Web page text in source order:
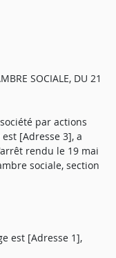
SOCIALE, DU 21
par actions
[Adresse 3], a
rendu le 19 mai
sociale, section
est [Adresse 1],